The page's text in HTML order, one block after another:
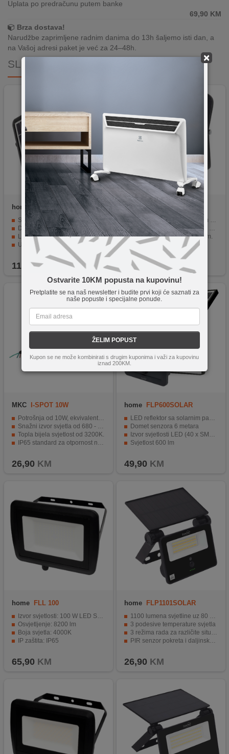
×
Ostvarite 10KM popusta na kupovinu!
Pretplatite se na naš newsletter i budite prvi koji će saznati za
naše popuste i specijalne ponude.
ŽELIM POPUST
Kupon se ne može kombinirati s drugim kuponima i važi za kupovinu
iznad 200KM.
Uplata po predračunu putem banke
69,90 KM
Brza dostava!
Narudžbe zaprimljene radnim danima do 13h šaljemo isti dan, a
na Vašoj adresi paket je već za 24–48h.
SLIČNI PROIZVODI
home FLP 1000 SOLAR
Solarni panel puni bateriju tijekom dana.
Detektor pokreta u dometu od 8m.
LED svjetlosni izvor od 10W.
Ugrađena Li-Ion baterija od 3000mAh.
Vodootporan s IP65 ocjenom otpornosti.
119,90KM
home FLP 20 SMD
Detektor pokreta s dometom od 2-10 m.
Izvor svjetlosti od 20 W LED SMD.
Svjetlosna snaga od 1500 lm.
120° kut detekcije.
Svestranost za unutarnju i vanjsku upotrebu.
32,90 KM
MKC I-SPOT 10W
Potrošnja od 10W, ekvivalent 75W.
Snažni izvor svjetla od 680 - 750 Lm.
Topla bijela svjetlost od 3200K.
IP65 standard za otpornost na vanjske uvjete.
26,90 KM
home FLP600SOLAR
LED reflektor sa solarnim panelom i detektorom pokreta
Domet senzora 6 metara
Izvor svjetlosti LED (40 x SMD) 7W
Svjetlost 600 lm
49,90 KM
home FLL 100
Izvor svjetlosti: 100 W LED SMD
Osvjetljenje: 8200 lm
Boja svjetla: 4000K
IP zaštita: IP65
65,90 KM
home FLP1101SOLAR
1100 lumena svjetline uz 80 SMD LED dioda
3 podesive temperature svjetla
3 režima rada za različite situacije
PIR senzor pokreta i daljinsko upravljanje
26,90 KM